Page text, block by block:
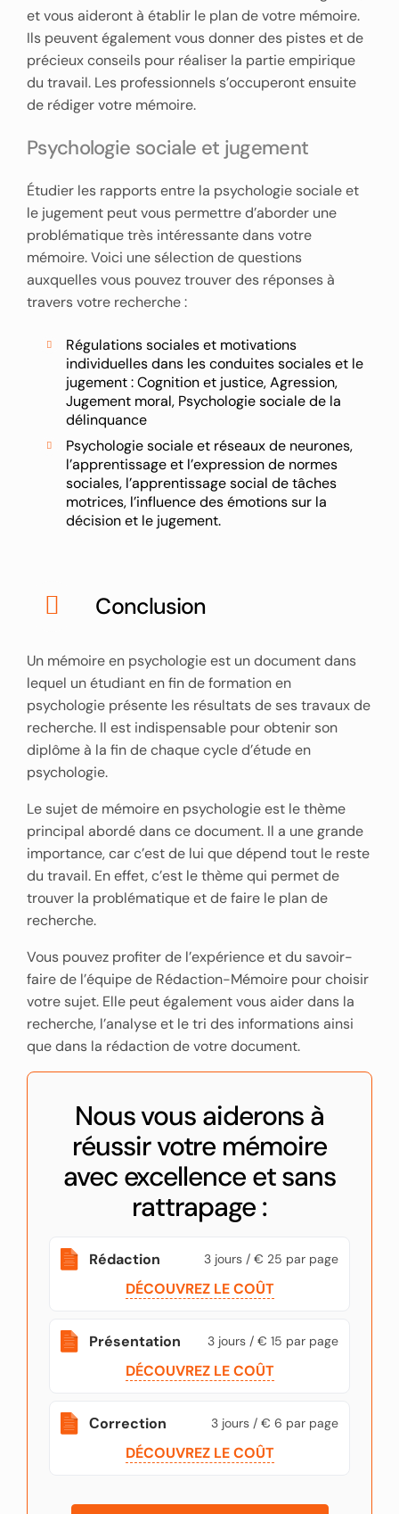
et vous aideront à établir le plan de votre mémoire.
Ils peuvent également vous donner des pistes et de
précieux conseils pour réaliser la partie empirique
du travail. Les professionnels s’occuperont ensuite
de rédiger votre mémoire.
Psychologie sociale et jugement
Étudier les rapports entre la psychologie sociale et
le jugement peut vous permettre d’aborder une
problématique très intéressante dans votre
mémoire. Voici une sélection de questions
auxquelles vous pouvez trouver des réponses à
travers votre recherche :
Régulations sociales et motivations
individuelles dans les conduites sociales et le
jugement : Cognition et justice, Agression,
Jugement moral, Psychologie sociale de la
délinquance
Psychologie sociale et réseaux de neurones,
l’apprentissage et l’expression de normes
sociales, l’apprentissage social de tâches
motrices, l’influence des émotions sur la
décision et le jugement.
Conclusion
Un mémoire en psychologie est un document dans
lequel un étudiant en fin de formation en
psychologie présente les résultats de ses travaux de
recherche. Il est indispensable pour obtenir son
diplôme à la fin de chaque cycle d’étude en
psychologie.
Le sujet de mémoire en psychologie est le thème
principal abordé dans ce document. Il a une grande
importance, car c’est de lui que dépend tout le reste
du travail. En effet, c’est le thème qui permet de
trouver la problématique et de faire le plan de
recherche.
Vous pouvez profiter de l’expérience et du savoir-
faire de l’équipe de Rédaction-Mémoire pour choisir
votre sujet. Elle peut également vous aider dans la
recherche, l’analyse et le tri des informations ainsi
que dans la rédaction de votre document.
Nous vous aiderons à
réussir votre mémoire
avec excellence et sans
rattrapage :
Rédaction 3 jours / € 25 par page
DÉCOUVREZ LE COÛT
Présentation 3 jours / € 15 par page
DÉCOUVREZ LE COÛT
Сorrection 3 jours / € 6 par page
DÉCOUVREZ LE COÛT